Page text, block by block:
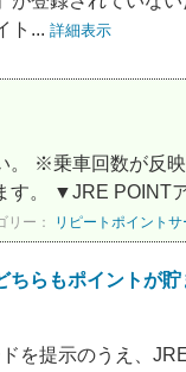
ト... 詳細表示
※乗車回数が反
す。 ▼JRE POINT
リー： リピートポイントサ
らもポイントが
を提示のうえ、